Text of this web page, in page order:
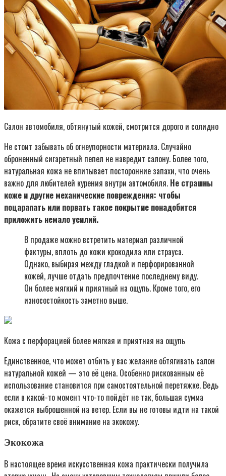
Салон автомобиля, обтянутый кожей, смотрится дорого и солидно
Не стоит забывать об огнеупорности материала. Случайно
оброненный сигаретный пепел не навредит салону. Более того,
натуральная кожа не впитывает посторонние запахи, что очень
важно для любителей курения внутри автомобиля. Не страшны
коже и другие механические повреждения: чтобы
поцарапать или порвать такое покрытие понадобится
приложить немало усилий.
В продаже можно встретить материал различной
фактуры, вплоть до кожи крокодила или страуса.
Однако, выбирая между гладкой и перфорированной
кожей, лучше отдать предпочтение последнему виду.
Он более мягкий и приятный на ощупь. Кроме того, его
износостойкость заметно выше.
Кожа с перфорацией более мягкая и приятная на ощупь
Единственное, что может отбить у вас желание обтягивать салон
натуральной кожей — это её цена. Особенно рискованным её
использование становится при самостоятельной перетяжке. Ведь
если в какой-то момент что-то пойдёт не так, большая сумма
окажется выброшенной на ветер. Если вы не готовы идти на такой
риск, обратите своё внимание на экокожу.
Экокожа
В настоящее время искусственная кожа практически получила